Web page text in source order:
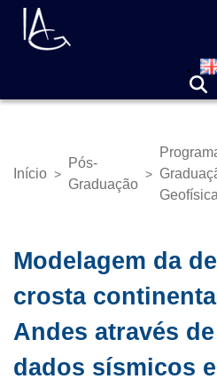
Pular
para
Trilha
Início >
Pós-
Graduação
>
Geofísica
Modelagem da
crosta
Andes através
dados sísmicos